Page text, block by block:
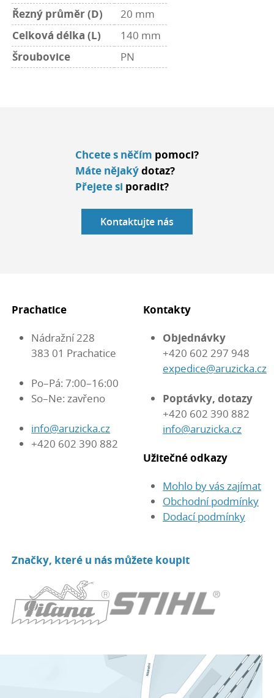
Řezný průměr (D)
20 mm
Celková délka (L)
140 mm
Šroubovice
PN
Chcete s něčím pomoci?
Máte nějakýdotaz?
Přejete si poradit?
Kontaktujte nás
Prachatice
Nádražní 228
383 01 Prachatice
Po–Pá: 7:00–16:00
So–Ne: zavřeno
info@aruzicka.cz
+420 602 390 882
Kontakty
Objednávky
+420 602 297 948
expedice@aruzicka.cz
Poptávky, dotazy
+420 602 390 882
info@aruzicka.cz
Užitečné odkazy
Mohlo by vás zajímat
Obchodní podmínky
Dodací podmínky
Značky, které u nás můžete koupit